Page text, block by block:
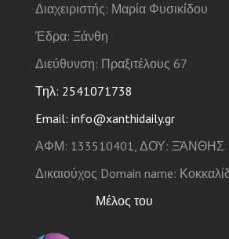
Διαχειριστής: Μαρία Φυσικίδου
Έδρα: Ξάνθη
Διεύθυνση: Πραξιτέλους 67
Τηλ: 2541071738
Email: info@xanthidaily.gr
ΑΦΜ: 133510401, ΔΟΥ: ΞΆΝΘΗΣ
Δικαιούχος Domain name:
Μέλος του